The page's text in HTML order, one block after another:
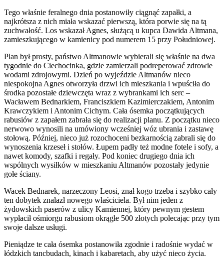
Tego właśnie feralnego dnia postanowiły ciągnąć zapałki, a
najkrótsza z nich miała wskazać pierwszą, która porwie się na tą
zuchwałość. Los wskazał Agnes, służącą u kupca Dawida Altmana,
zamieszkującego w kamienicy pod numerem 15 przy Południowej.
Plan był prosty, państwo Altmanowie wybierali się właśnie na dwa
tygodnie do Ciechocinka, gdzie zamierzali podreperować zdrowie
wodami zdrojowymi. Dzień po wyjeździe Altmanów nieco
niespokojna Agnes otworzyła drzwi ich mieszkania i wpuściła do
środka pozostałe dziewczęta wraz z wybrankami ich serc –
Wacławem Bednarkiem, Franciszkiem Kazimierczakiem, Antonim
Krawczykiem i Antonim Cichym. Cała ósemka początkujących
rabusiów z zapałem zabrała się do realizacji planu. Z początku nieco
nerwowo wynosili na umówiony wcześniej wóz ubrania i zastawę
stołową. Później, nieco już rozochoceni bezkarnością zabrali się do
wynoszenia krzeseł i stołów. Łupem padły też modne fotele i sofy, a
nawet komody, szafki i regały. Pod koniec drugiego dnia ich
wspólnych wysiłków w mieszkaniu Altmanów pozostały jedynie
gołe ściany.
Wacek Bednarek, narzeczony Leosi, znał kogo trzeba i szybko cały
ten dobytek znalazł nowego właściciela. Był nim jeden z
żydowskich paserów z ulicy Kamiennej, który pewnym gestem
wypłacił ośmiorgu rabusiom okrągłe 500 złotych polecając przy tym
swoje dalsze usługi.
Pieniądze te cała ósemka postanowiła zgodnie i radośnie wydać w
łódzkich tancbudach, kinach i kabaretach, aby użyć nieco życia.